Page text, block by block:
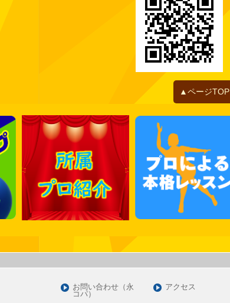
2022年08月
2022年07月
2022年06月
2022年05月
2022年04月
2022年01月
2021年11月
2021年10月
2021年09月
2021年07月
2021年06月
2021年05月
2021年01月
▲ページTOP
お問い合わせ（永
コパ）
アクセス